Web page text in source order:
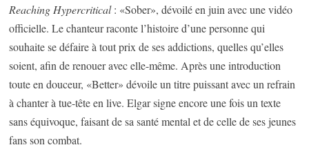
Reaching Hypercritical: «Sober», dévoilé en juin avec une vidéo
officielle. Le chanteur raconte l’histoire d’une personne qui
souhaite se défaire à tout prix de ses addictions, quelles qu’elles
soient, afin de renouer avec elle-même. Après une introduction
toute en douceur, «Better» dévoile un titre puissant avec un refrain
à chanter à tue-tête en live. Elgar signe encore une fois un texte
sans équivoque, faisant de sa santé mental et de celle de ses jeunes
fans son combat.